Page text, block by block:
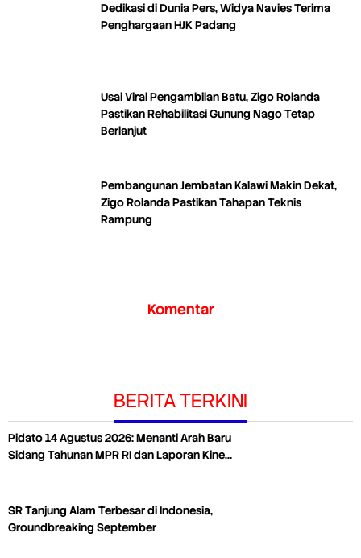
Dedikasi di Dunia Pers, Widya Navies Terima
Penghargaan HJK Padang
Usai Viral Pengambilan Batu, Zigo Rolanda
Pastikan Rehabilitasi Gunung Nago Tetap
Berlanjut
Pembangunan Jembatan Kalawi Makin Dekat,
Zigo Rolanda Pastikan Tahapan Teknis
Rampung
Komentar
BERITA TERKINI
Pidato 14 Agustus 2026: Menanti Arah Baru
Sidang Tahunan MPR RI dan Laporan Kine…
SR Tanjung Alam Terbesar di Indonesia,
Groundbreaking September